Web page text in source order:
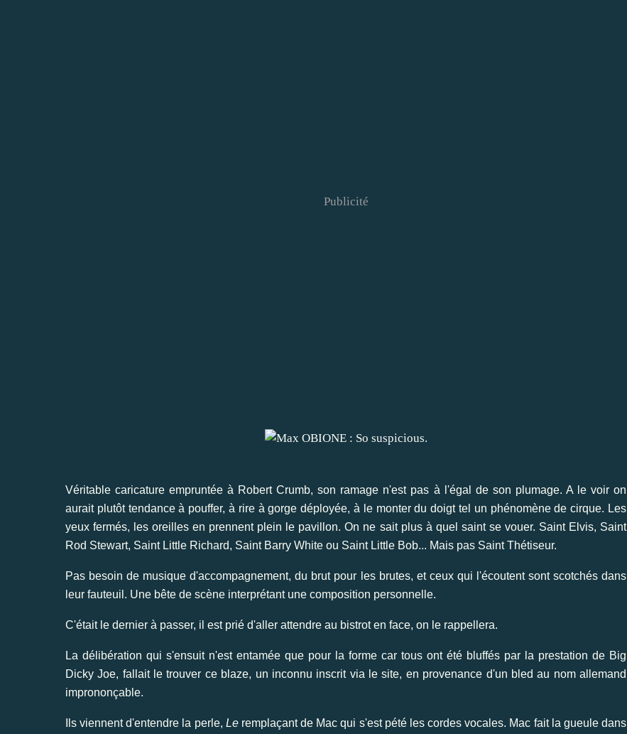
Publicité
Véritable caricature empruntée à Robert Crumb, son ramage n'est pas à l'égal de son plumage. A le voir on
aurait plutôt tendance à pouffer, à rire à gorge déployée, à le monter du doigt tel un phénomène de cirque. Les
yeux fermés, les oreilles en prennent plein le pavillon. On ne sait plus à quel saint se vouer. Saint Elvis, Saint
Rod Stewart, Saint Little Richard, Saint Barry White ou Saint Little Bob... Mais pas Saint Thétiseur.
Pas besoin de musique d'accompagnement, du brut pour les brutes, et ceux qui l'écoutent sont scotchés dans
leur fauteuil. Une bête de scène interprétant une composition personnelle.
C'était le dernier à passer, il est prié d'aller attendre au bistrot en face, on le rappellera.
La délibération qui s'ensuit n'est entamée que pour la forme car tous ont été bluffés par la prestation de Big
Dicky Joe, fallait le trouver ce blaze, un inconnu inscrit via le site, en provenance d'un bled au nom allemand
imprononçable.
Ils viennent d'entendre la perle, Leremplaçant de Mac qui s'est pété les cordes vocales. Mac fait la gueule dans